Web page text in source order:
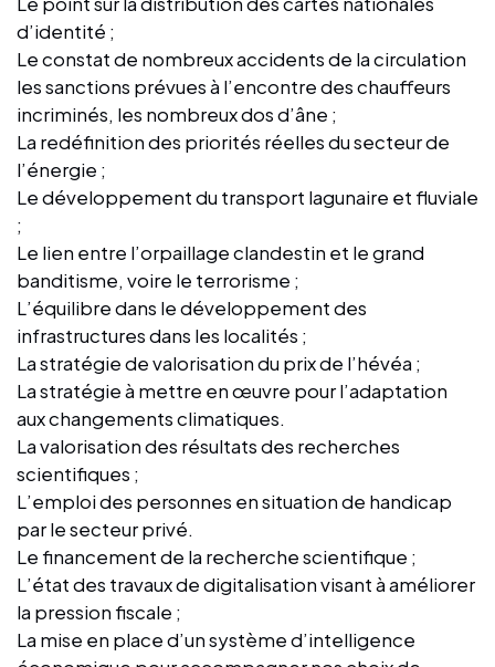
d’identité ;
Le constat de nombreux accidents de la circulation
les sanctions prévues à l’encontre des chauffeurs
incriminés, les nombreux dos d’âne ;
La redéfinition des priorités réelles du secteur de
l’énergie ;
Le développement du transport lagunaire et fluviale
;
Le lien entre l’orpaillage clandestin et le grand
banditisme, voire le terrorisme ;
L’équilibre dans le développement des
infrastructures dans les localités ;
La stratégie de valorisation du prix de l’hévéa ;
La stratégie à mettre en œuvre pour l’adaptation
aux changements climatiques.
La valorisation des résultats des recherches
scientifiques ;
L’emploi des personnes en situation de handicap
par le secteur privé.
Le financement de la recherche scientifique ;
L’état des travaux de digitalisation visant à améliorer
la pression fiscale ;
La mise en place d’un système d’intelligence